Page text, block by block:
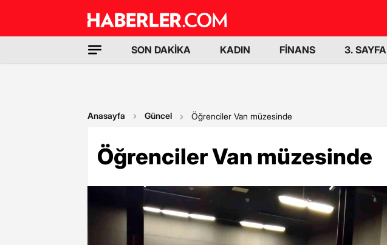
SON DAKİKA KADIN FİNANS 3. SAYFA
Anasayfa Güncel Öğrenciler Van müzesinde
Öğrenciler Van müzesinde